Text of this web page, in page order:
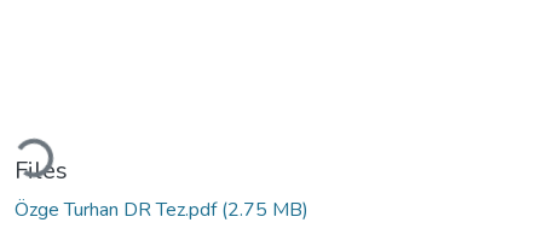
Loading...
Files
Özge Turhan DR Tez.pdf(2.75 MB)